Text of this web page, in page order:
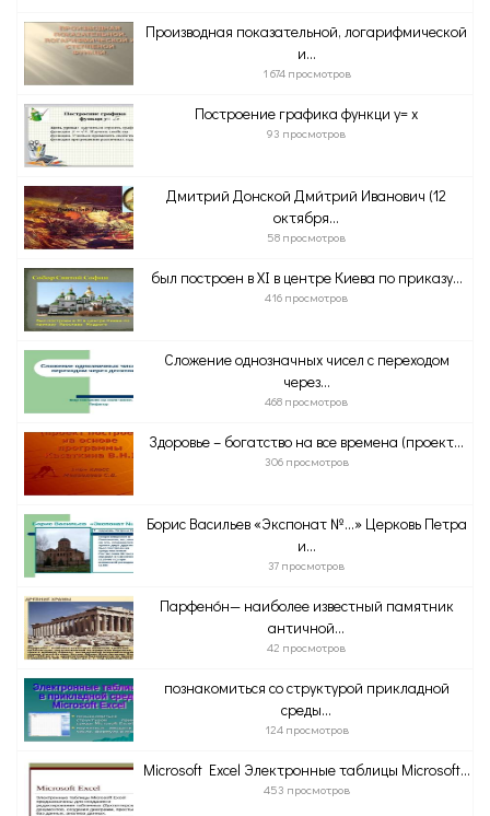
Производная показательной, логарифмической
и...
1 674 просмотров
Построение графика функци y= x
93 просмотров
Дмитрий Донской Дми́трий Иванович (12
октября...
58 просмотров
был построен в XI в центре Киева по приказу...
416 просмотров
Сложение однозначных чисел с переходом
через...
468 просмотров
Здоровье – богатство на все времена (проект...
306 просмотров
Борис Васильев «Экспонат №…» Церковь Петра
и...
37 просмотров
Парфено́н— наиболее известный памятник
античной...
42 просмотров
познакомиться со структурой прикладной
среды...
124 просмотров
Microsoft Excel Электронные таблицы Microsoft...
453 просмотров